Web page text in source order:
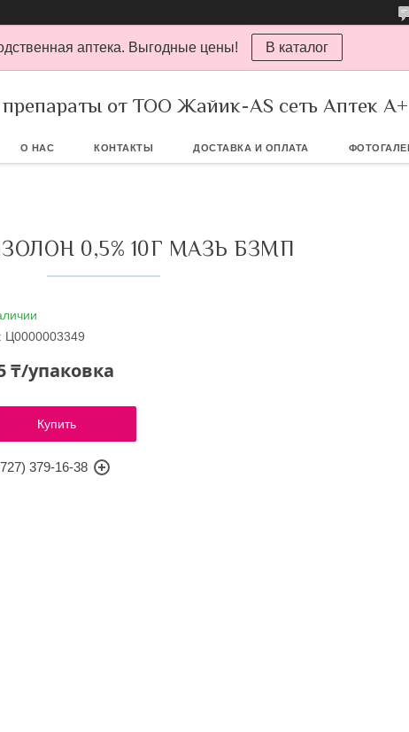
аптека. Выгодные цены! В каталог
от ТОО Жайик-AS сеть Аптек А+
О НАС КОНТАКТЫ ДОСТАВКА И ОПЛАТА
0,5% 10Г МАЗЬ БЗМП
Ц0000003349
₸/упаковка
Купить
379-16-38